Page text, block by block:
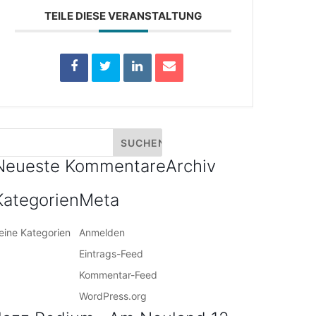
TEILE DIESE VERANSTALTUNG
KommentareArchiv
Kategorien
Meta
Anmelden
Eintrags-Feed
Kommentar-Feed
WordPress.org